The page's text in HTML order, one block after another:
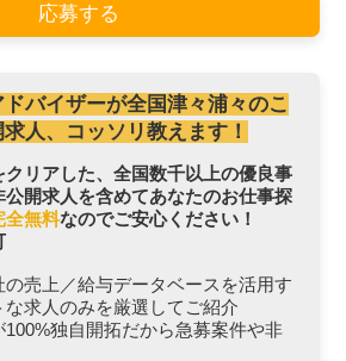
応募する
バイザーが全国津々浦々のこ
人、コッソリ教えます！
クリアした、全国数千以上の優良事
開求人を含めてあなたのお仕事探
全無料なのでご安心ください！
の売上／給与データベースを活用す
な求人のみを厳選してご紹介
100%独自開拓だから急募案件や非